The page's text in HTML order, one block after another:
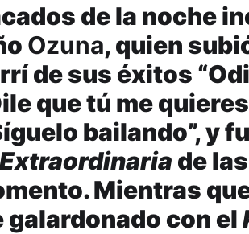
de la noche
Ozuna, quien
de sus éxitos
que tú me
bailando”, y
de
Mientras
galardonado con el